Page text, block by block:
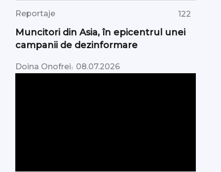
Reportaje 122
Muncitori din Asia, în epicentrul unei
campanii de dezinformare
Doina Onofrei, 08.07.2026